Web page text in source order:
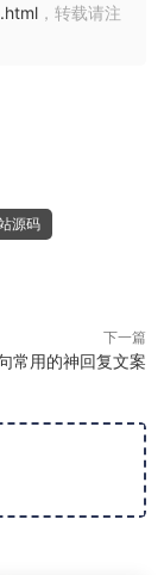
，转载请注
源码
下一篇
常用的神回复文案